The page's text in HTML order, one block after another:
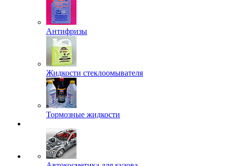
Антифризы
Жидкости стеклоомывателя
Тормозные жидкости